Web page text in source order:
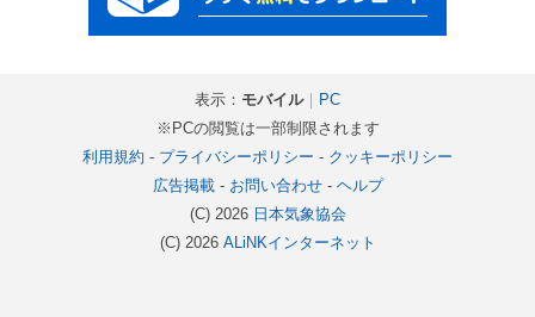
表示： モバイル｜
PC
※PCの閲覧は一部制限されます
利用規約 - プライバシーポリシー - クッキーポリシー
広告掲載- お問い合わせ- ヘルプ
(C) 2026 日本気象協会
(C) 2026 ALiNKインターネット